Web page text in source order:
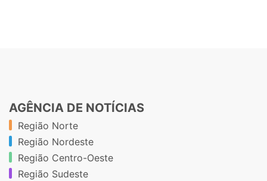
AGÊNCIA DE NOTÍCIAS
Região Norte
Região Nordeste
Região Centro-Oeste
Região Sudeste